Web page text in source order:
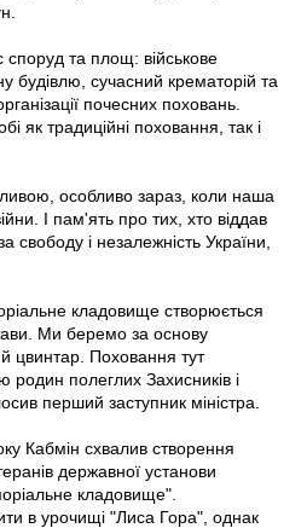
та площ: військове
будівлю, сучасний крематорій та
почесних поховань.
як традиційні поховання, так і
особливо зараз, коли наша
І пам'ять про тих, хто віддав
свободу і незалежність України,
кладовище створюється
Ми беремо за основу
цвинтар. Поховання тут
родин полеглих Захисників і
перший заступник міністра.
Кабмін схвалив створення
державної установи
кладовище".
в урочищі "Лиса Гора", однак